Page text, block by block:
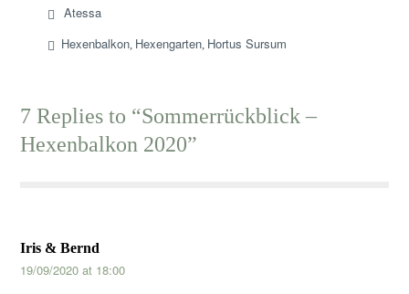
Atessa
Hexenbalkon, Hexengarten, Hortus Sursum
7 Replies to “Sommerrückblick –
Hexenbalkon 2020”
Iris & Bernd
19/09/2020 at 18:00